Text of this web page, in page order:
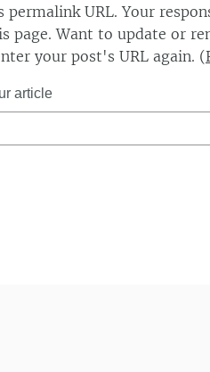
URL. Your
page. Want to update or
your post's URL again. (
article